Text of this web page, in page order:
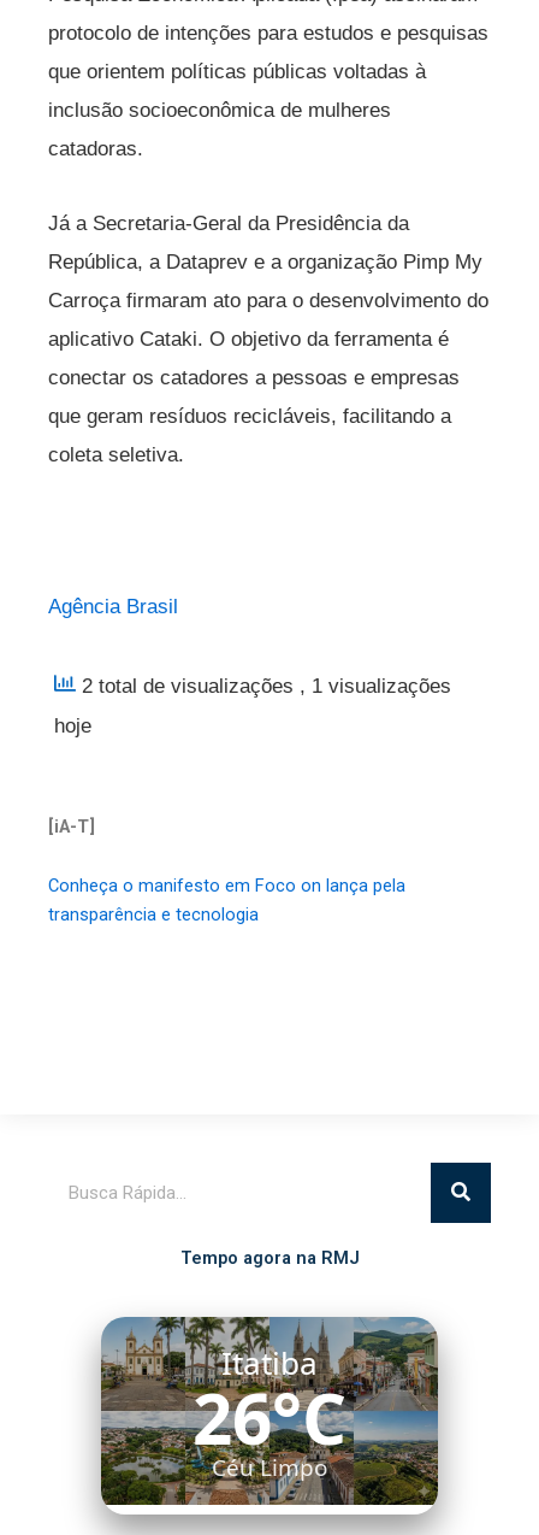
protocolo de intenções para estudos e pesquisas
que orientem políticas públicas voltadas à
inclusão socioeconômica de mulheres
catadoras.
Já a Secretaria-Geral da Presidência da
República, a Dataprev e a organização Pimp My
Carroça firmaram ato para o desenvolvimento do
aplicativo Cataki. O objetivo da ferramenta é
conectar os catadores a pessoas e empresas
que geram resíduos recicláveis, facilitando a
coleta seletiva.
Agência Brasil
2 total de visualizações , 1 visualizações
hoje
[iA-T]
Conheça o manifesto em Foco on lança pela
transparência e tecnologia
Tempo agora na RMJ
Itatiba
26°C
Céu Limpo